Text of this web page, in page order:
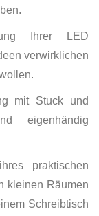
Ihrer LED
verwirklichen
mit Stuck und
eigenhändig
praktischen
kleinen Räumen
Schreibtisch